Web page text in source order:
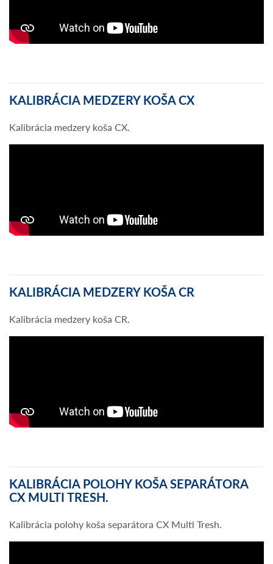
KALIBRÁCIA MEDZERY KOŠA CX
Kalibrácia medzery koša CX.
KALIBRÁCIA MEDZERY KOŠA CR
Kalibrácia medzery koša CR.
KALIBRÁCIA POLOHY KOŠA SEPARÁTORA
CX MULTI TRESH.
Kalibrácia polohy koša separátora CX Multi Tresh.